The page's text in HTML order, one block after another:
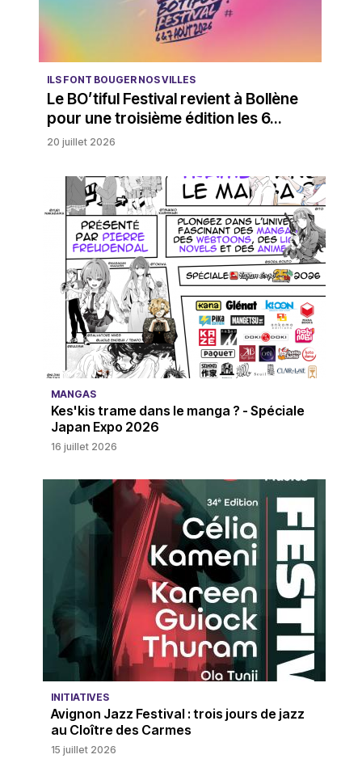
ILS FONT BOUGER NOS VILLES
Le BO’tiful Festival revient à Bollène
pour une troisième édition les 6...
20 juillet 2026
MANGAS
Kes'kis trame dans le manga ? - Spéciale
Japan Expo 2026
16 juillet 2026
INITIATIVES
Avignon Jazz Festival : trois jours de jazz
au Cloître des Carmes
15 juillet 2026